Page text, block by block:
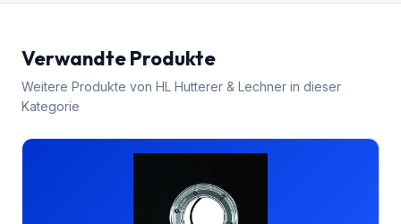
Verwandte Produkte
Weitere Produkte von HL Hutterer & Lechner in dieser
Kategorie